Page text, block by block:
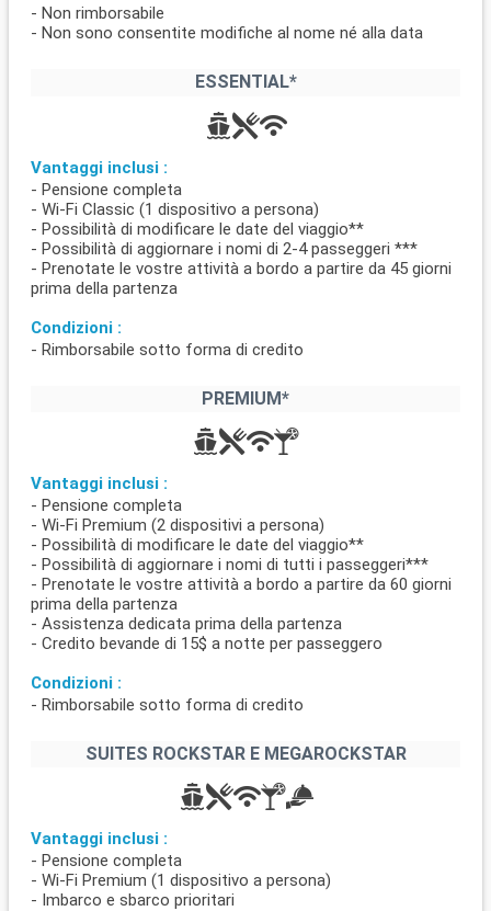
- Non rimborsabile
- Non sono consentite modifiche al nome né alla data
ESSENTIAL*
Vantaggi inclusi :
- Pensione completa
- Wi-Fi Classic (1 dispositivo a persona)
- Possibilità di modificare le date del viaggio**
- Possibilità di aggiornare i nomi di 2-4 passeggeri ***
- Prenotate le vostre attività a bordo a partire da 45 giorni
prima della partenza
Condizioni :
- Rimborsabile sotto forma di credito
PREMIUM*
Vantaggi inclusi :
- Pensione completa
- Wi-Fi Premium (2 dispositivi a persona)
- Possibilità di modificare le date del viaggio**
- Possibilità di aggiornare i nomi di tutti i passeggeri***
- Prenotate le vostre attività a bordo a partire da 60 giorni
prima della partenza
- Assistenza dedicata prima della partenza
- Credito bevande di 15$ a notte per passeggero
Condizioni :
- Rimborsabile sotto forma di credito
SUITES ROCKSTAR E MEGAROCKSTAR
Vantaggi inclusi :
- Pensione completa
- Wi-Fi Premium (1 dispositivo a persona)
- Imbarco e sbarco prioritari